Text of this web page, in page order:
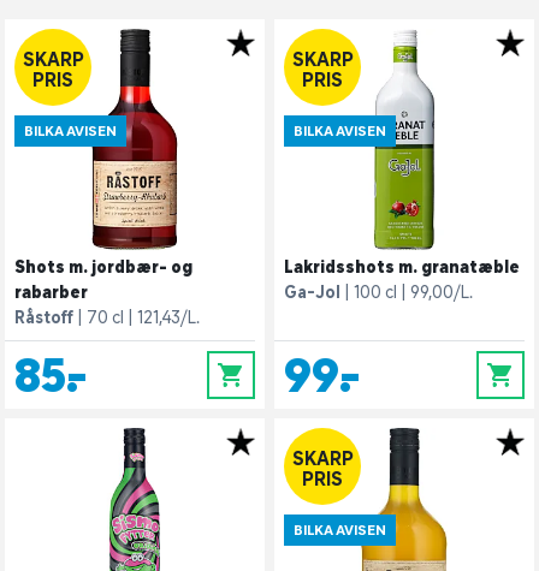
SKARP
PRIS
BILKA AVISEN
Shots m. jordbær- og
rabarber
Råstoff
70 cl 121,43/L.
85,- 0
SKARP
PRIS
BILKA AVISEN
Lakridsshots m. granatæble
Ga-Jol
100 cl 99,00/L.
99,- 0
SKARP
PRIS
BILKA AVISEN